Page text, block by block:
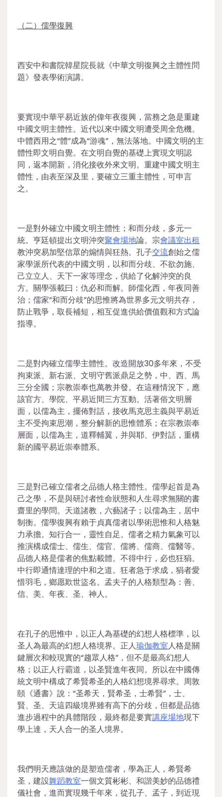
（二）儒學復興
西安中和書院韓星院長就《中華文明復興之主體性問
題》發表學術演講。
要實現中華平易近族的偉年夜復興，當務之急是重建
中國文明主體性。近代以來中國文明遭受周全危機。
中體西用之“體”成為“游魂”，無法落地。中國文明的主
體性即文明自覺。在文明自覺的基礎上實現文明認
同，返本開新，消化接收外來文明。重建中國文明主
體性，由表至深及里，要確立三重主體性，可申言
之。
一是對外確立中國文明主體性；和而分歧，多元一
統。亨廷頓提出文明沖突聚會場地論。宗會議室出租
教沖突易加堅信眾的煽情與狂熱。孔子交流創始之儒
家學派所代表的中國文明，以和而分歧、不欲勿施、
己立立人、天下一家等理念，供給了化解沖突的良
方。關學張載曰：仇必和而解。師儒化西，年夜同善
治；儒家“和而分歧”的思惟將為世界多元文明共存，
防止戰爭，取長補短，相互促進供給價值觀和方式論
指導。
二是對內確立儒學主體性。改造開放30多年來，不受
拘束派、新右派、文明守舊派鼎足之勢，中、西、馬
三分全國；宗教崇奉也萬教并發。在這種情況下，應
該官方、學院、平易近間三方互動。活著俗文明層
面，以儒為主，擺佈對話，接收馬克思主義與平易近
主不受拘束思潮，整分解新的思惟體系；在宗教崇奉
層面，以儒為主，道釋輔翼，并與耶、伊對話，重構
新的國平易近崇奉體系。
三是對己確立儒者之品德人格主體性。儒學起首是為
己之學，不是與研討者性命狀態和人生尋求無關的書
齋里的學問。天道諸教，六藝諸子；以儒為主，居中
制衡。儒學復興有賴于貞真儒者以學術思惟和人格魅
力承擔。知行合一，靈性自足。儒者之精力氣象可以
推演構成儒士、儒生、儒官、儒將、儒商、儒醫等。
品德人格是儒者的焦點載體。不得中行，必也狂狷。
中行即通情達理的中和之道。狂者急于求成，狷者愛
惜羽毛，鄉愿欺世盜名。孟夫子的人格類型為：善、
信、美、年夜、圣、神人。
在孔子的思惟中，以正人為基礎的幻想人格標準，以
圣人為最高的幻想人格境界。正人瑜伽教室人格是關
鍵層次和較現實的“趨眾人格”，但不是最高幻想人
格；以正人行霸道，以圣賢進年夜同。所以在中國傳
統文明中構成了希賢希圣的人格幻想境界尋求。周敦
頤《通書》說：“圣希天，賢希圣，士希賢”，士、
賢、圣、天這四級境界雖有高下的分歧，但都是品德
進步過程中的具體階段，最終都是要實講座場地現下
學上達，天人合一的圣人境界。
我們明天應該做的是塑造儒者，學為正人，希賢希
圣，建設舞蹈教室一個文質彬彬、和諧美妙的品德禮
儀社會，進而實現幾千年來，從孔子、孟子，到近現